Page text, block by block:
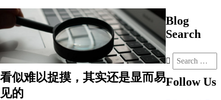
看似难以捉摸，其实还是显而易
见的
Blog
Search
Follow Us